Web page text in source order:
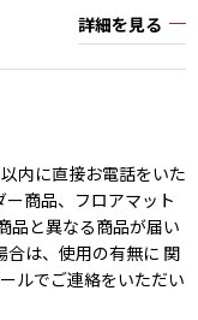
詳細を見る
内に直接お電話をいた
商品、フロアマット
品と異なる商品が届い
合は、使用の有無に 関
ルでご連絡をいただい